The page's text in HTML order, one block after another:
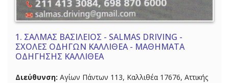
1. ΣΑΛΜΑΣ ΒΑΣΙΛΕΙΟΣ - SALMAS DRIVING -
ΣΧΟΛΕΣ ΟΔΗΓΩΝ ΚΑΛΛΙΘΕΑ - ΜΑΘΗΜΑΤΑ
ΟΔΗΓΗΣΗΣ ΚΑΛΛΙΘΕΑ
Διεύθυνση: Αγίων Πάντων 113, Καλλιθέα 17676, Αττικής